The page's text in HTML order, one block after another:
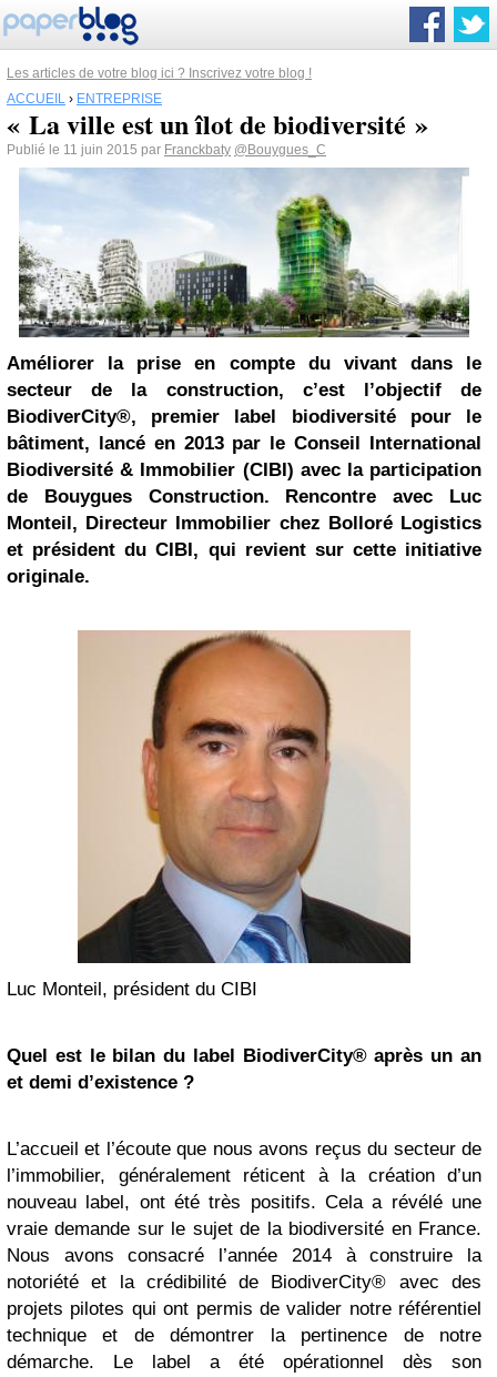
Les articles de votre blog ici ? Inscrivez votre blog !
ACCUEIL › ENTREPRISE
« La ville est un îlot de biodiversité »
Publié le 11 juin 2015 par Franckbaty @Bouygues_C
Améliorer la prise en compte du vivant dans le
secteur de la construction, c’est l’objectif de
BiodiverCity®, premier label biodiversité pour le
bâtiment, lancé en 2013 par le Conseil International
Biodiversité & Immobilier (CIBI) avec la participation
de Bouygues Construction. Rencontre avec Luc
Monteil, Directeur Immobilier chez Bolloré Logistics
et président du CIBI, qui revient sur cette initiative
originale.
Luc Monteil, président du CIBI
Quel est le bilan du label BiodiverCity® après un an
et demi d’existence ?
L’accueil et l’écoute que nous avons reçus du secteur de
l’immobilier, généralement réticent à la création d’un
nouveau label, ont été très positifs. Cela a révélé une
vraie demande sur le sujet de la biodiversité en France.
Nous avons consacré l’année 2014 à construire la
notoriété et la crédibilité de BiodiverCity® avec des
projets pilotes qui ont permis de valider notre référentiel
technique et de démontrer la pertinence de notre
démarche. Le label a été opérationnel dès son